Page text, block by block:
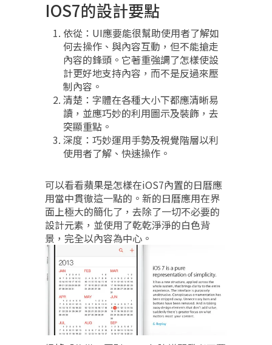
IOS7的設計要點
依從：UI應要能很幫助使用者了解如
何去操作、與內容互動，但不能搶走
內容的鋒頭。它著重強調了怎樣使設
計更好地支持內容，而不是反過來壓
制內容。
清楚：字體在各種大小下都應清晰易
讀，並應巧妙的利用圖示及裝飾，去
突顯重點。
深度：巧妙運用手勢及視覺階層以利
使用者了解、快速操作。
可以看看蘋果是怎樣在iOS7內置的日曆應
用當中貫徹這一點的。新的日曆應用在界
面上極大的簡化了，去除了一切不必要的
設計元素，並使用了乾乾淨淨的白色背
景，完全以內容為中心。